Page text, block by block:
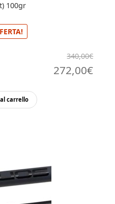
100gr
340,00€
272,00€Il
carrello